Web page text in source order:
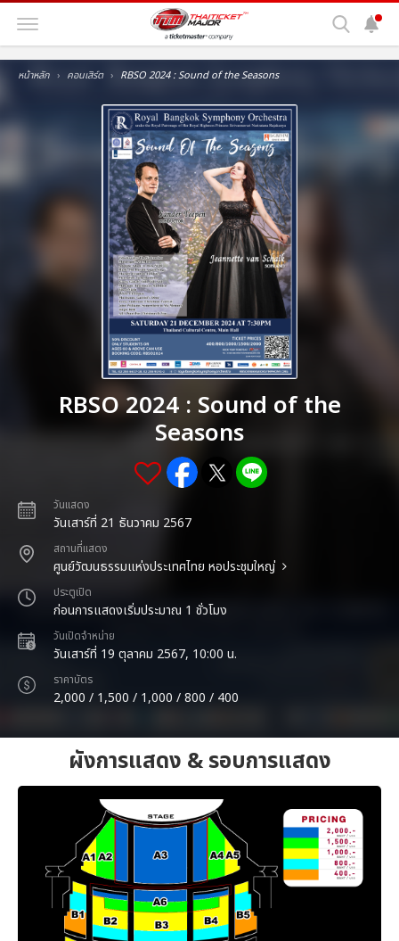
หน้าหลัก คอนเสิร์ต RBSO 2024 : Sound of the Seasons
RBSO 2024 : Sound of the
Seasons
วันแสดง
วันเสาร์ที่ 21 ธันวาคม 2567
สถานที่แสดง
ศูนย์วัฒนธรรมแห่งประเทศไทย หอประชุมใหญ่
ประตูเปิด
ก่อนการแสดงเริ่มประมาณ 1 ชั่วโมง
วันเปิดจำหน่าย
วันเสาร์ที่ 19 ตุลาคม 2567, 10:00 น.
ราคาบัตร
2,000 / 1,500 / 1,000 / 800 / 400
ผังการแสดง & รอบการแสดง